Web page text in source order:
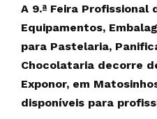
A 9.ª Feira Profissional
Equipamentos,
para Pastelaria,
Chocolataria decorre
Exponor, em
disponíveis para